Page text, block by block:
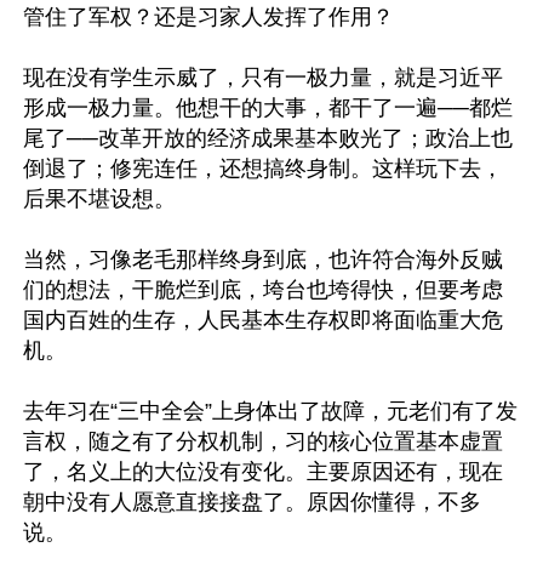
管住了军权？还是习家人发挥了作用？
现在没有学生示威了，只有一极力量，就是习近平
形成一极力量。他想干的大事，都干了一遍──都烂
尾了──改革开放的经济成果基本败光了；政治上也
倒退了；修宪连任，还想搞终身制。这样玩下去，
后果不堪设想。
当然，习像老毛那样终身到底，也许符合海外反贼
们的想法，干脆烂到底，垮台也垮得快，但要考虑
国内百姓的生存，人民基本生存权即将面临重大危
机。
去年习在“三中全会”上身体出了故障，元老们有了发
言权，随之有了分权机制，习的核心位置基本虚置
了，名义上的大位没有变化。主要原因还有，现在
朝中没有人愿意直接接盘了。原因你懂得，不多
说。